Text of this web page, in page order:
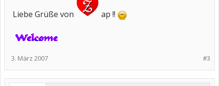
Liebe Grüße von ap !!
#3
3. März 2007